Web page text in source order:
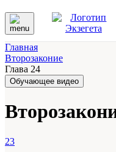
Главная
Второзаконие
Глава 24
Обучающее видео
23